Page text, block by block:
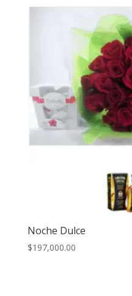
Noche Dulce
$197,000.00